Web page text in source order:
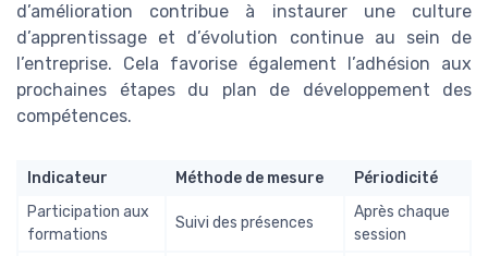
d’amélioration contribue à instaurer une culture
d’apprentissage et d’évolution continue au sein de
l’entreprise. Cela favorise également l’adhésion aux
prochaines étapes du plan de développement des
compétences.
Indicateur Méthode de mesure
Périodicité
Participation aux
formations
Suivi des présences
Après chaque
session